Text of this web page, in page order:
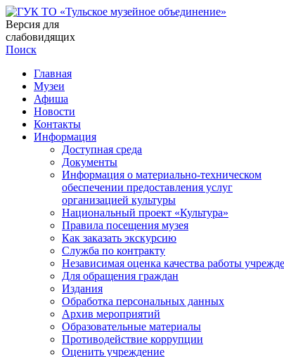
Версия для
слабовидящих
Поиск
Главная
Музеи
Афиша
Новости
Контакты
Информация
Доступная среда
Документы
Информация о материально-техническом
обеспечении предоставления услуг
организацией культуры
Национальный проект «Культура»
Правила посещения музея
Как заказать экскурсию
Служба по контракту
Независимая оценка качества работы
Для обращения граждан
Издания
Обработка персональных данных
Архив мероприятий
Образовательные материалы
Противодействие коррупции
Оценить учреждение